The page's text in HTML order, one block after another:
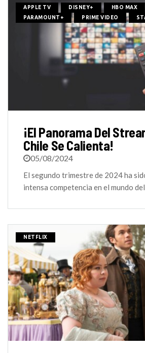
APPLE TV DISNEY+ HBO MAX
PARAMOUNT+
PRIME VIDEO
¡El Panorama Del
Chile Se Calienta!
05/08/2024
El segundo trimestre de 2024 ha
intensa competencia en el mundo
NETFLIX